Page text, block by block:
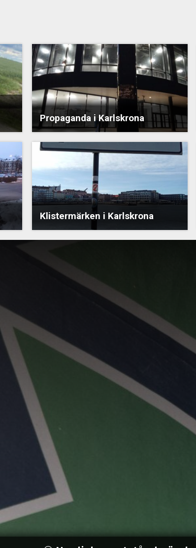
Propaganda i Karlskrona
Klistermärken i Karlskrona